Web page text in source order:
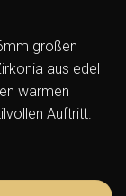
großen
aus edel
warmen
Auftritt.
Silber vergoldet